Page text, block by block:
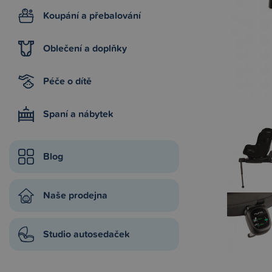
Koupání a přebalování
Oblečení a doplňky
Péče o dítě
Spaní a nábytek
Blog
Naše prodejna
Studio autosedaček